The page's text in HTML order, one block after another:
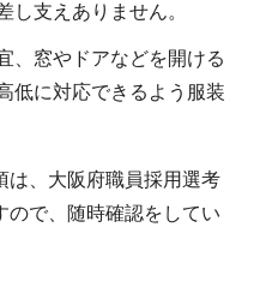
し支えありません。
、窓やドアなどを開ける
低に対応できるよう服装
は、大阪府職員採用選考
ので、随時確認をしてい